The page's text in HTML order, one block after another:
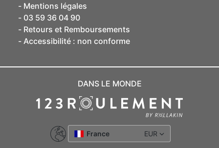
Mentions légales
03 59 36 04 90
Retours et Remboursements
Accessibilité : non conforme
DANS LE MONDE
France EUR